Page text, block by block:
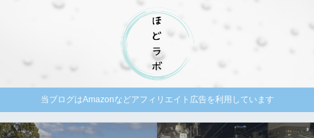
当ブログはAmazonなどアフィリエイト広告を利用しています